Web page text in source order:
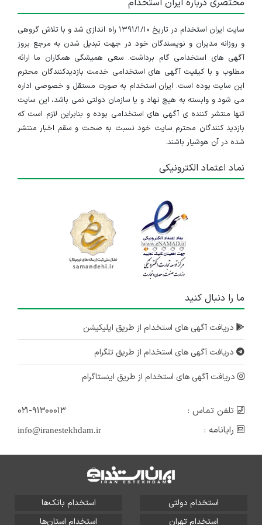
سایت ایران استخدام در تاریخ ۱۳۹۱/۱/۱۰ راه اندازی شد و با تلاش گروهی
و روزانه مدیران و نویسندگان خود در جهت تبدیل شدن به مرجع بروز
آگهی های استخدامی گام برداشت. سعی همیشگی همکاران ما ارائه
مطلوب و با کیفیت آگهی های استخدامی خدمت بازدیدکنندگان محترم
این سایت بوده است. ایران استخدام به صورت مستقل و خصوصی اداره
می شود و وابسته به هیچ نهاد و یا سازمان دولتی نمی باشد، این سایت
تنها منتشر کننده ی آگهی های استخدامی بوده و بنابراین لازم است که
بازدید کنندگان محترم سایت خود نسبت به صحت و سقم اخبار منتشر
شده در آن هوشیار باشند.
نماد اعتماد الکترونیکی
ما را دنبال کنید
دریافت آگهی های استخدام از طریق اپلیکیشن
دریافت آگهی های استخدام از طریق تلگرام
دریافت آگهی های استخدام از طریق اینستاگرام
تلفن تماس :
۰۲۱-۹۱۳۰۰۰۱۳
رایانامه :
info@iranestekhdam.ir
استخدام دولتی
استخدام بانک‌ها
استخدام تهران
استخدام استان‌ها